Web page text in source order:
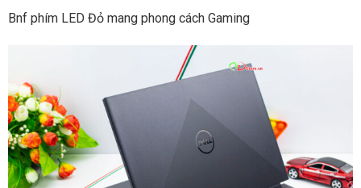
Bnf phím LED Đỏ mang phong cách Gaming